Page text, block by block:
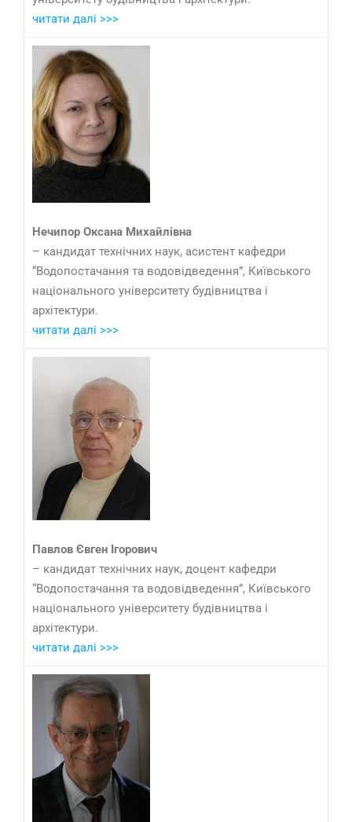
читати далі >>>
Нечипор Оксана Михайлівна
– кандидат технічних наук, асистент кафедри
“Водопостачання та водовідведення”, Київського
національного університету будівництва і
архітектури.
читати далі >>>
Павлов Євген Ігорович
– кандидат технічних наук, доцент кафедри
“Водопостачання та водовідведення”, Київського
національного університету будівництва і
архітектури.
читати далі >>>